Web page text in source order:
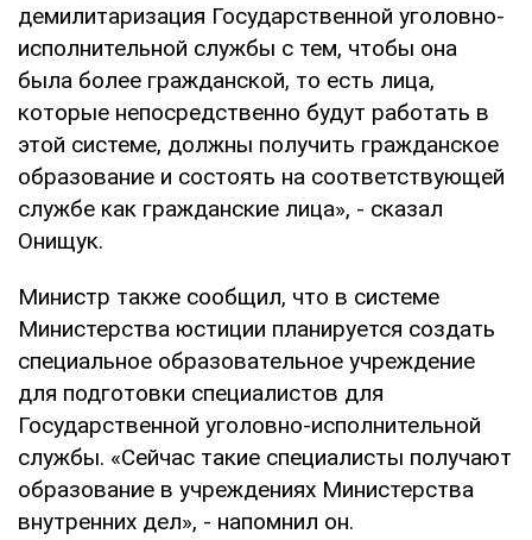
демилитаризация Государственной уголовно-
исполнительной службы с тем, чтобы она
была более гражданской, то есть лица,
которые непосредственно будут работать в
этой системе, должны получить гражданское
образование и состоять на соответствующей
службе как гражданские лица», - сказал
Онищук.
Министр также сообщил, что в системе
Министерства юстиции планируется создать
специальное образовательное учреждение
для подготовки специалистов для
Государственной уголовно-исполнительной
службы. «Сейчас такие специалисты получают
образование в учреждениях Министерства
внутренних дел», - напомнил он.